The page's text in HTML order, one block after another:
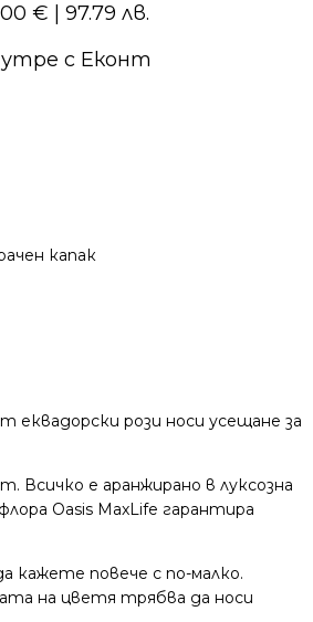
€ | 97.79 лв.
с Еконт
капак
рози носи усещане за
е аранжирано в луксозна
Oasis MaxLife гарантира
кажете повече с по-малко.
на цветя трябва да носи